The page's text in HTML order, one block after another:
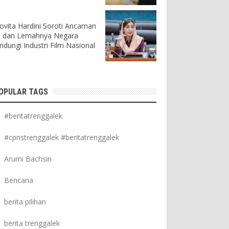
Hardini Soroti Ancaman
dan Lemahnya Negara
Industri Film Nasional
TAGS
#beritatrenggalek
#cpnstrenggalek #beritatrenggalek
Arumi Bachsin
Bencana
berita pilihan
berita trenggalek